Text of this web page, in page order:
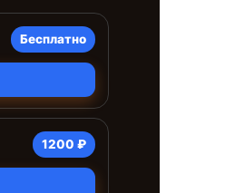
Бесплатно
1200 ₽